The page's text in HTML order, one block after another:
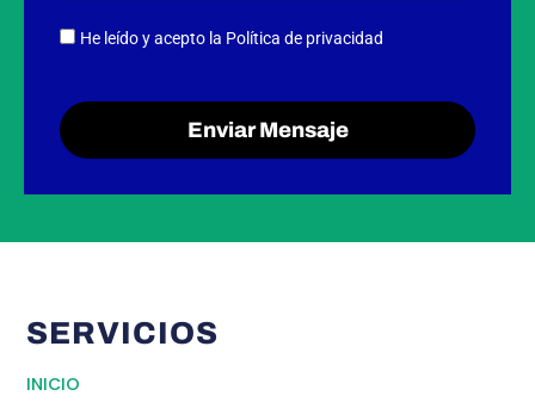
He leído y acepto la Política de privacidad
Enviar Mensaje
SERVICIOS
INICIO